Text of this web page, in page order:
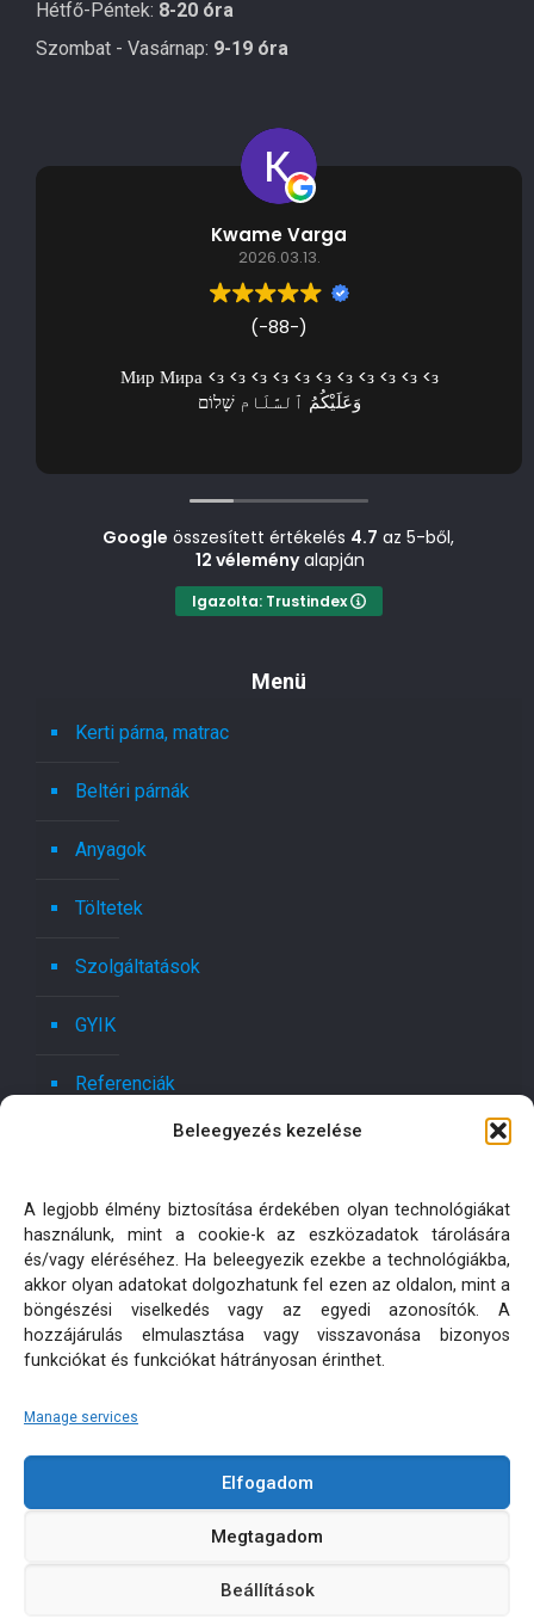
Beleegyezés kezelése
A legjobb élmény biztosítása érdekében olyan technológiákat
használunk, mint a cookie-k az eszközadatok tárolására
és/vagy eléréséhez. Ha beleegyezik ezekbe a technológiákba,
akkor olyan adatokat dolgozhatunk fel ezen az oldalon, mint a
böngészési viselkedés vagy az egyedi azonosítók. A
hozzájárulás elmulasztása vagy visszavonása bizonyos
funkciókat és funkciókat hátrányosan érinthet.
Manage services
Elfogadom
Megtagadom
Beállítások
Hétfő-Péntek: 8-20 óra
Szombat - Vasárnap: 9-19 óra
Kwame Varga
2026.03.13.
(-88-)
Мир Мира <з <з <з <з <з <з <з <з <з <з <з
وَعَلَيْكُمُ ٱلسَّلَام שָׁלוֹם
Google összesített értékelés 4.7 az 5-ből,
12 véleményalapján
Igazolta: Trustindex
Menü
Kerti párna, matrac
Beltéri párnák
Anyagok
Töltetek
Szolgáltatások
GYIK
Referenciák
Ajánlatot kérek!
Oldaltérkép
Adatkezelési tájékoztatók
KÜLTÉRI PÁRNA MATRAC MÉRETRE KÉSZÍTÉS | MINDEN
JOG FENNTARTVA! © 2026